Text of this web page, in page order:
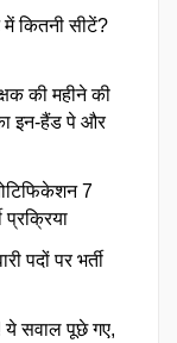
कितनी सीटें?
की महीने की
इन-हैंड पे और
7
प्रक्रिया
पदों पर भर्ती
सवाल पूछे गए,